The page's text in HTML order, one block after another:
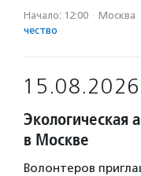
Начало: 12:00 · Москва ·
чест­во
15.08.2026
Экологическая
в Москве
Волонтеров